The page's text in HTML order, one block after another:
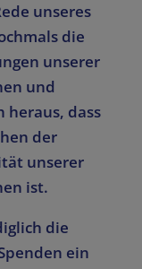
unseres
die
unserer
und
heraus, dass
der
unserer
ist.
die
ein